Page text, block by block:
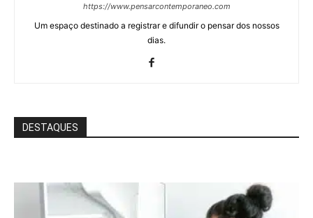
https://www.pensarcontemporaneo.com
Um espaço destinado a registrar e difundir o pensar dos nossos
dias.
DESTAQUES